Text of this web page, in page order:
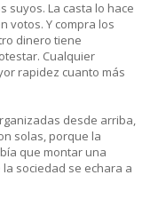
suyos. La casta lo hace
votos. Y compra los
dinero tiene
Cualquier
rapidez cuanto más
desde arriba,
solas, porque la
que montar una
sociedad se echara a